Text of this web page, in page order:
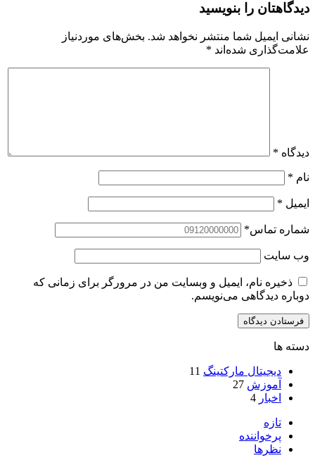
دیدگاهتان را بنویسید
نشانی ایمیل شما منتشر نخواهد شد. بخش‌های موردنیاز
علامت‌گذاری شده‌اند *
دیدگاه *
نام *
ایمیل *
شماره تماس*
وب‌ سایت
ذخیره نام، ایمیل و وبسایت من در مرورگر برای زمانی که
دوباره دیدگاهی می‌نویسم.
دسته ها
دیجیتال مارکتینگ 11
آموزش 27
اخبار 4
تازه
پرخواننده
نظرها